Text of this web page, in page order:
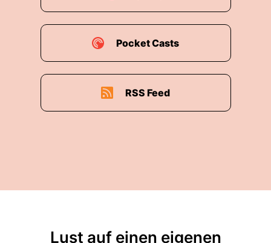
Pocket Casts
RSS Feed
Lust auf einen eigenen